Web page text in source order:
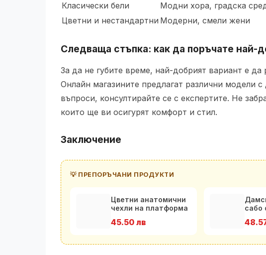
Класически бели
Модни хора, градска
Цветни и нестандартни Модерни, смели жени
Следваща стъпка: как да поръчате най-
За да не губите време, най-добрият вариант е
Онлайн магазините предлагат различни модели
въпроси, консултирайте се с експертите. Не
които ще ви осигурят комфорт и стил.
Заключение
💡 ПРЕПОРЪЧАНИ ПРОДУКТИ
Цветни анатомични
чехли на платформа
45.50 лв
сабо